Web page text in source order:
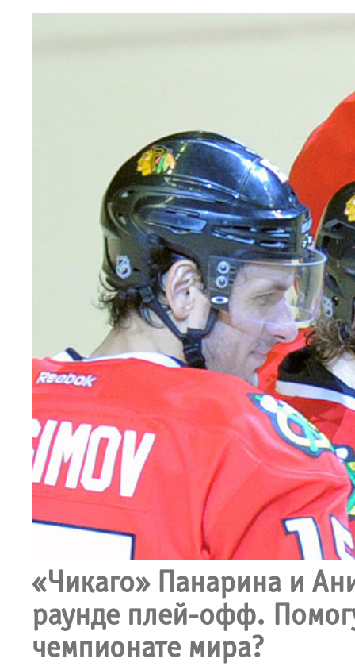
«Чикаго» Панарина и
раунде плей-офф.
чемпионате мира?